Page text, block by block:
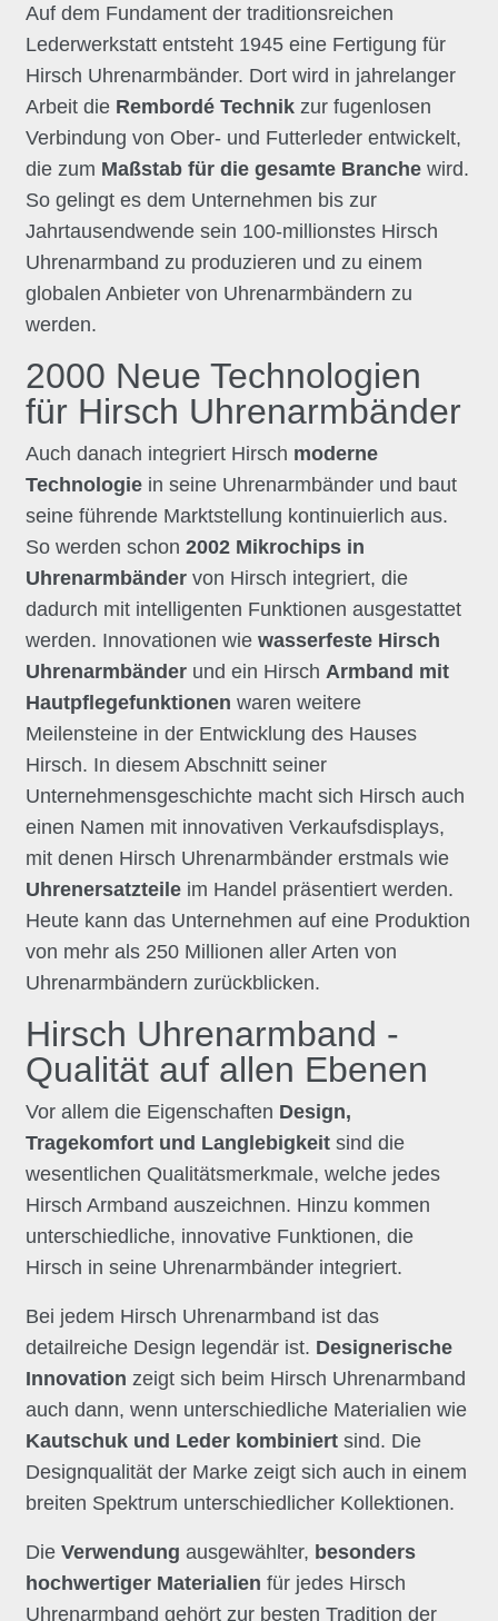
Auf dem Fundament der traditionsreichen
Lederwerkstatt entsteht 1945 eine Fertigung für
Hirsch Uhrenarmbänder. Dort wird in jahrelanger
Arbeit die Rembordé Technik zur fugenlosen
Verbindung von Ober- und Futterleder entwickelt,
die zum Maßstab für die gesamte Branche wird.
So gelingt es dem Unternehmen bis zur
Jahrtausendwende sein 100-millionstes Hirsch
Uhrenarmband zu produzieren und zu einem
globalen Anbieter von Uhrenarmbändern zu
werden.
2000 Neue Technologien
für Hirsch Uhrenarmbänder
Auch danach integriert Hirsch moderne
Technologie in seine Uhrenarmbänder und baut
seine führende Marktstellung kontinuierlich aus.
So werden schon 2002 Mikrochips in
Uhrenarmbänder von Hirsch integriert, die
dadurch mit intelligenten Funktionen ausgestattet
werden. Innovationen wie wasserfeste Hirsch
Uhrenarmbänder und ein Hirsch Armband mit
Hautpflegefunktionen waren weitere
Meilensteine in der Entwicklung des Hauses
Hirsch. In diesem Abschnitt seiner
Unternehmensgeschichte macht sich Hirsch auch
einen Namen mit innovativen Verkaufsdisplays,
mit denen Hirsch Uhrenarmbänder erstmals wie
Uhrenersatzteile im Handel präsentiert werden.
Heute kann das Unternehmen auf eine Produktion
von mehr als 250 Millionen aller Arten von
Uhrenarmbändern zurückblicken.
Hirsch Uhrenarmband -
Qualität auf allen Ebenen
Vor allem die Eigenschaften Design,
Tragekomfort und Langlebigkeit sind die
wesentlichen Qualitätsmerkmale, welche jedes
Hirsch Armband auszeichnen. Hinzu kommen
unterschiedliche, innovative Funktionen, die
Hirsch in seine Uhrenarmbänder integriert.
Bei jedem Hirsch Uhrenarmband ist das
detailreiche Design legendär ist. Designerische
Innovation zeigt sich beim Hirsch Uhrenarmband
auch dann, wenn unterschiedliche Materialien wie
Kautschuk und Leder kombiniert sind. Die
Designqualität der Marke zeigt sich auch in einem
breiten Spektrum unterschiedlicher Kollektionen.
Die Verwendung ausgewählter, besonders
hochwertiger Materialien für jedes Hirsch
Uhrenarmband gehört zur besten Tradition der